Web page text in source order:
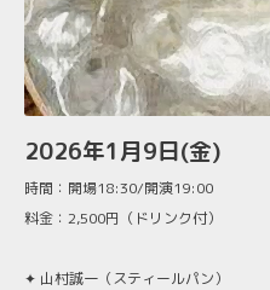
2026年1月9日(金)
時間：開場18:30/開演19:00
料金：2,500円（ドリンク付）
✦ 山村誠一（スティールパン）